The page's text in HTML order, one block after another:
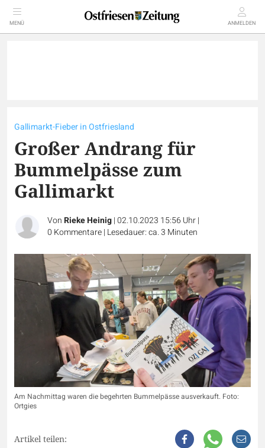
MENÜ ANMELDEN
Gallimarkt-Fieber in Ostfriesland
Großer Andrang für
Bummelpässe zum
Gallimarkt
VonRieke Heinig|02.10.2023 15:56 Uhr|
0 Kommentare| Lesedauer: ca. 3 Minuten
Am Nachmittag waren die begehrten Bummelpässe ausverkauft. Foto:
Ortgies
Artikel teilen: